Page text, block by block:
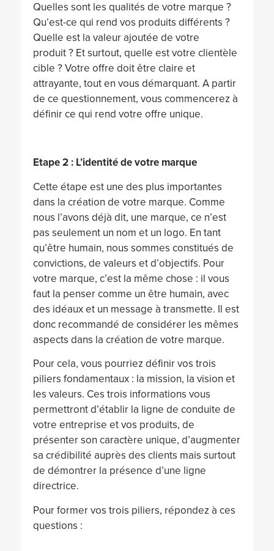
Quelles sont les qualités de votre marque ?
Qu’est-ce qui rend vos produits différents ?
Quelle est la valeur ajoutée de votre
produit ? Et surtout, quelle est votre clientèle
cible ? Votre offre doit être claire et
attrayante, tout en vous démarquant. A partir
de ce questionnement, vous commencerez à
définir ce qui rend votre offre unique.
Etape 2 : L’identité de votre marque
Cette étape est une des plus importantes
dans la création de votre marque. Comme
nous l’avons déjà dit, une marque, ce n’est
pas seulement un nom et un logo. En tant
qu’être humain, nous sommes constitués de
convictions, de valeurs et d’objectifs. Pour
votre marque, c’est la même chose : il vous
faut la penser comme un être humain, avec
des idéaux et un message à transmette. Il est
donc recommandé de considérer les mêmes
aspects dans la création de votre marque.
Pour cela, vous pourriez définir vos trois
piliers fondamentaux : la mission, la vision et
les valeurs. Ces trois informations vous
permettront d’établir la ligne de conduite de
votre entreprise et vos produits, de
présenter son caractère unique, d’augmenter
sa crédibilité auprès des clients mais surtout
de démontrer la présence d’une ligne
directrice.
Pour former vos trois piliers, répondez à ces
questions :